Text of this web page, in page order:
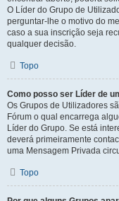
O Líder do Grupo de
perguntar-lhe o motivo do
caso a sua inscrição seja
qualquer decisão.
Topo
Como posso ser Líder de
Os Grupos de Utilizadores
Fórum o qual encarrega
Líder do Grupo. Se está
deverá primeiramente
uma Mensagem Privada
Topo